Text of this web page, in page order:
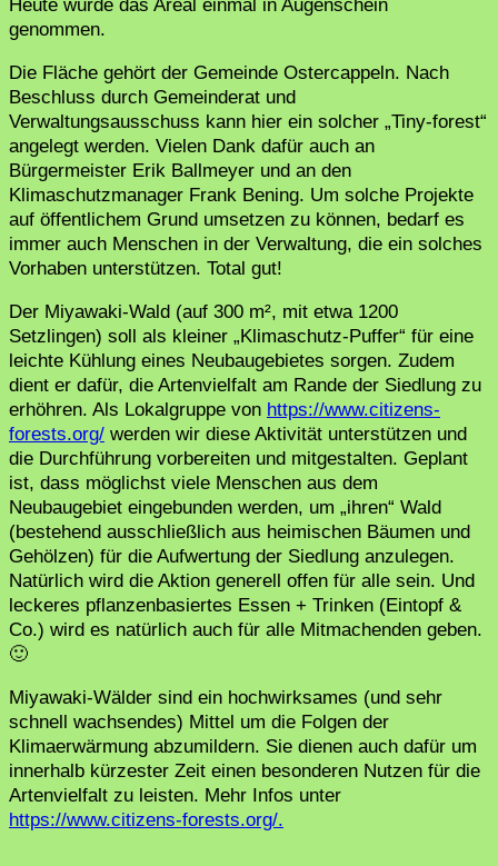
Heute wurde das Areal einmal in Augenschein
genommen.
Die Fläche gehört der Gemeinde Ostercappeln. Nach
Beschluss durch Gemeinderat und
Verwaltungsausschuss kann hier ein solcher „Tiny-forest“
angelegt werden. Vielen Dank dafür auch an
Bürgermeister Erik Ballmeyer und an den
Klimaschutzmanager Frank Bening. Um solche Projekte
auf öffentlichem Grund umsetzen zu können, bedarf es
immer auch Menschen in der Verwaltung, die ein solches
Vorhaben unterstützen. Total gut!
Der Miyawaki-Wald (auf 300 m², mit etwa 1200
Setzlingen) soll als kleiner „Klimaschutz-Puffer“ für eine
leichte Kühlung eines Neubaugebietes sorgen. Zudem
dient er dafür, die Artenvielfalt am Rande der Siedlung zu
erhöhren. Als Lokalgruppe von https://www.citizens-
forests.org/ werden wir diese Aktivität unterstützen und
die Durchführung vorbereiten und mitgestalten. Geplant
ist, dass möglichst viele Menschen aus dem
Neubaugebiet eingebunden werden, um „ihren“ Wald
(bestehend ausschließlich aus heimischen Bäumen und
Gehölzen) für die Aufwertung der Siedlung anzulegen.
Natürlich wird die Aktion generell offen für alle sein. Und
leckeres pflanzenbasiertes Essen + Trinken (Eintopf &
Co.) wird es natürlich auch für alle Mitmachenden geben.
🙂
Miyawaki-Wälder sind ein hochwirksames (und sehr
schnell wachsendes) Mittel um die Folgen der
Klimaerwärmung abzumildern. Sie dienen auch dafür um
innerhalb kürzester Zeit einen besonderen Nutzen für die
Artenvielfalt zu leisten. Mehr Infos unter
https://www.citizens-forests.org/.